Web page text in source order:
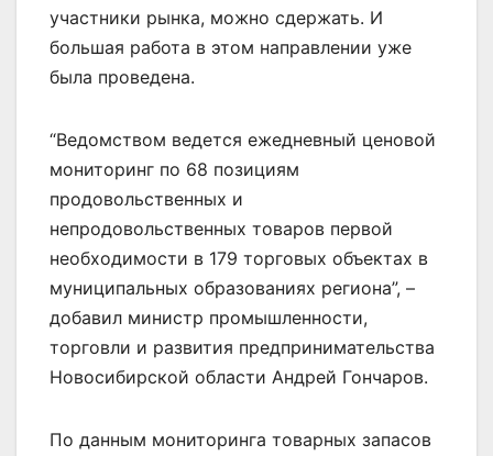
участники рынка, можно сдержать. И
большая работа в этом направлении уже
была проведена.
“Ведомством ведется ежедневный ценовой
мониторинг по 68 позициям
продовольственных и
непродовольственных товаров первой
необходимости в 179 торговых объектах в
муниципальных образованиях региона”, –
добавил министр промышленности,
торговли и развития предпринимательства
Новосибирской области Андрей Гончаров.
По данным мониторинга товарных запасов